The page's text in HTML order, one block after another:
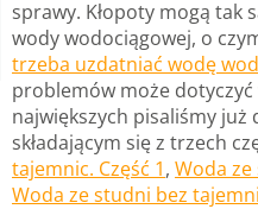
sprawy. Kłopoty mogą tak
wody wodociągowej, o
trzeba uzdatniać wodę
problemów może dotyczyć
największych pisaliśmy już
składającym się z trzech
tajemnic. Część 1, Woda
Woda ze studni bez